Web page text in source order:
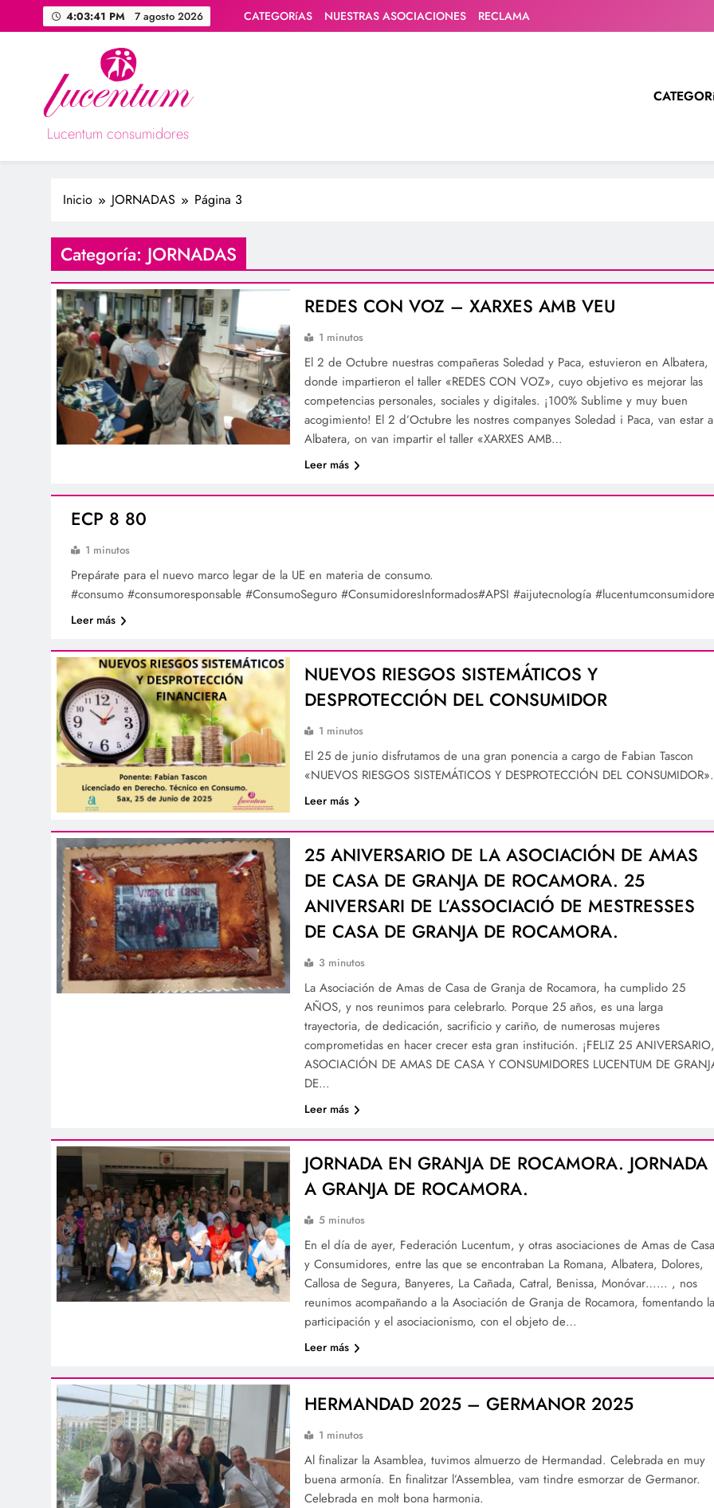
al
4:03:42 PM 7 agosto 2026 CATEGORíAS NUESTRAS ASOCIACIONES RECLAMA
Lucentum consumidores
Asociación de consumidores / consumidoras Lucentum
Inicio JORNADAS Página 3
Categoría: JORNADAS
REDES CON VOZ – XARXES AMB VEU
1 minutos
El 2 de Octubre nuestras compañeras Soledad y Paca, estuvieron en Albatera,
donde impartieron el taller «REDES CON VOZ», cuyo objetivo es mejorar las
competencias personales, sociales y digitales. ¡100% Sublime y muy buen
acogimiento! El 2 d’Octubre les nostres companyes Soledad i Paca, van estar a
Albatera, on van impartir el taller «XARXES AMB…
Leer más
ECP 8 80
1 minutos
Prepárate para el nuevo marco legar de la UE en materia de consumo.
#consumo #consumoresponsable #ConsumoSeguro #ConsumidoresInformados#APSI #aijutecnología
Leer más
NUEVOS RIESGOS SISTEMÁTICOS Y
DESPROTECCIÓN DEL CONSUMIDOR
1 minutos
El 25 de junio disfrutamos de una gran ponencia a cargo de Fabian Tascon
«NUEVOS RIESGOS SISTEMÁTICOS Y DESPROTECCIÓN DEL CONSUMIDOR».
Leer más
25 ANIVERSARIO DE LA ASOCIACIÓN DE AMAS
DE CASA DE GRANJA DE ROCAMORA. 25
ANIVERSARI DE L’ASSOCIACIÓ DE MESTRESSES
DE CASA DE GRANJA DE ROCAMORA.
3 minutos
La Asociación de Amas de Casa de Granja de Rocamora, ha cumplido 25
AÑOS, y nos reunimos para celebrarlo. Porque 25 años, es una larga
trayectoria, de dedicación, sacrificio y cariño, de numerosas mujeres
comprometidas en hacer crecer esta gran institución. ¡FELIZ 25 ANIVERSARIO,
ASOCIACIÓN DE AMAS DE CASA Y CONSUMIDORES LUCENTUM DE
DE…
Leer más
JORNADA EN GRANJA DE ROCAMORA. JORNADA
A GRANJA DE ROCAMORA.
5 minutos
En el día de ayer, Federación Lucentum, y otras asociaciones de Amas de Casa
y Consumidores, entre las que se encontraban La Romana, Albatera, Dolores,
Callosa de Segura, Banyeres, La Cañada, Catral, Benissa, Monóvar…… , nos
reunimos acompañando a la Asociación de Granja de Rocamora, fomentando la
participación y el asociacionismo, con el objeto de…
Leer más
HERMANDAD 2025 – GERMANOR 2025
1 minutos
Al finalizar la Asamblea, tuvimos almuerzo de Hermandad. Celebrada en muy
buena armonía. En finalitzar l’Assemblea, vam tindre esmorzar de Germanor.
Celebrada en molt bona harmonia.